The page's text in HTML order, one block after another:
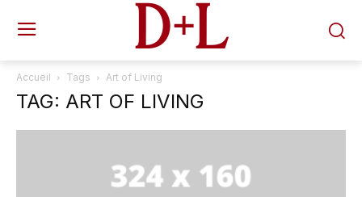
D+L
Accueil Tags Art of Living
TAG: ART OF LIVING